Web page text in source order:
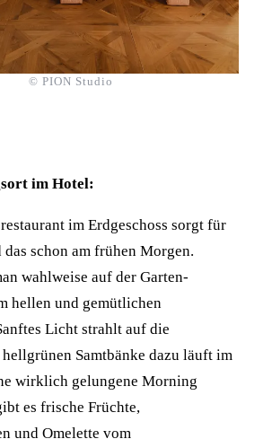
© PION Studio
im Hotel:
im Erdgeschoss sorgt für
das schon am frühen Morgen.
wahlweise auf der Garten-
hellen und gemütlichen
Licht strahlt auf die
Samtbänke dazu läuft im
wirklich gelungene Morning
es frische Früchte,
und Omelette vom